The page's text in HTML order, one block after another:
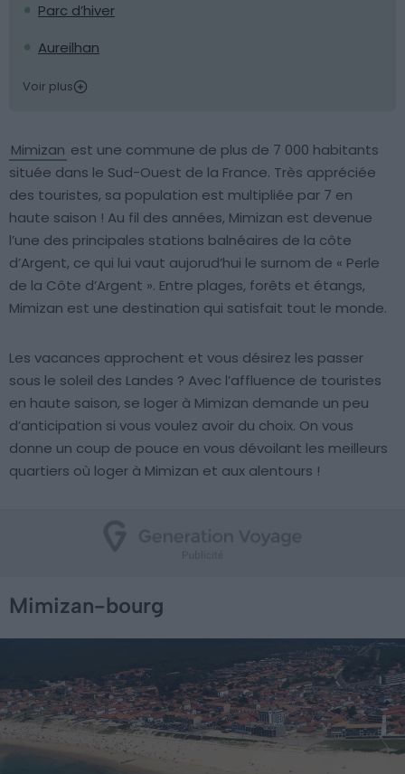
Parc d’hiver
Aureilhan
Voir plus
Mimizan est une commune de plus de 7 000 habitants
située dans le Sud-Ouest de la France. Très appréciée
des touristes, sa population est multipliée par 7 en
haute saison ! Au fil des années, Mimizan est devenue
l’une des principales stations balnéaires de la côte
d’Argent, ce qui lui vaut aujorud’hui le surnom de « Perle
de la Côte d’Argent ». Entre plages, forêts et étangs,
Mimizan est une destination qui satisfait tout le monde.
Les vacances approchent et vous désirez les passer
sous le soleil des Landes ? Avec l’affluence de touristes
en haute saison, se loger à Mimizan demande un peu
d’anticipation si vous voulez avoir du choix. On vous
donne un coup de pouce en vous dévoilant les meilleurs
quartiers où loger à Mimizan et aux alentours !
Mimizan-bourg